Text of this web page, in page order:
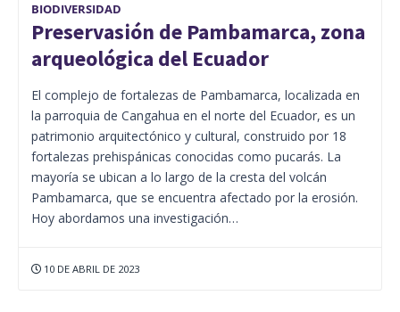
BIODIVERSIDAD
Preservasión de Pambamarca, zona
arqueológica del Ecuador
El complejo de fortalezas de Pambamarca, localizada en
la parroquia de Cangahua en el norte del Ecuador, es un
patrimonio arquitectónico y cultural, construido por 18
fortalezas prehispánicas conocidas como pucarás. La
mayoría se ubican a lo largo de la cresta del volcán
Pambamarca, que se encuentra afectado por la erosión.
Hoy abordamos una investigación…
10 DE ABRIL DE 2023